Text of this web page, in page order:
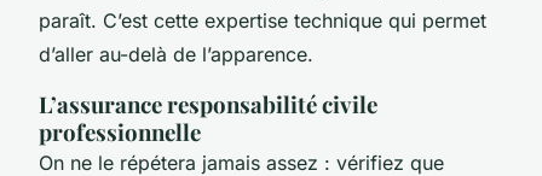
paraît. C’est cette expertise technique qui permet
d’aller au-delà de l’apparence.
L’assurance responsabilité civile
professionnelle
On ne le répétera jamais assez : vérifiez que